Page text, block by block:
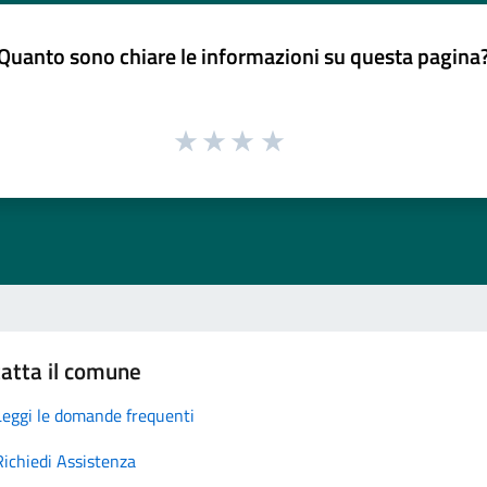
sono chiare le informazioni su questa
il comune
le domande frequenti
Assistenza